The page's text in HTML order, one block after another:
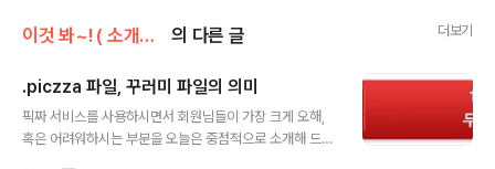
이것 봐~! ( 소개하기 ) 의 다른 글 더보기
.piczza 파일, 꾸러미 파일의 의미
픽짜 서비스를 사용하시면서 회원님들이 가장 크게 오해,
혹은 어려워하시는 부분을 오늘은 중점적으로 소개해 드리